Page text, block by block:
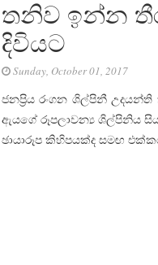
තනිව ඉන්න
දිවියට
Sunday, October 01, 2017
ජනප්‍රිය රංගන ශිල්පිනී උදයන්ති
ඇයගේ රූපලාවන්‍ය ශිල්පිනිය
ඡායාරූප කිහිපයක්ද සමඟ